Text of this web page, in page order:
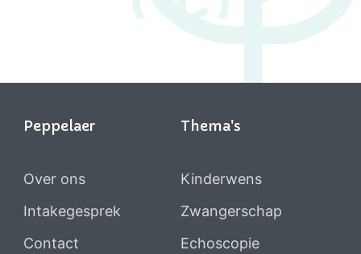
Peppelaer
Over ons
Intakegesprek
Contact
Thema's
Kinderwens
Zwangerschap
Echoscopie